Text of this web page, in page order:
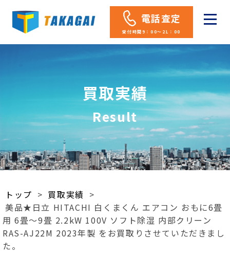
電話査定
受付時間9：00～21：00
買取実績
Result
トップ > 買取実績 >
美品★日立 HITACHI 白くまくん エアコン おもに6畳
用 6畳～9畳 2.2kW 100V ソフト除湿 内部クリーン
RAS-AJ22M 2023年製 をお買取りさせていただきまし
た。